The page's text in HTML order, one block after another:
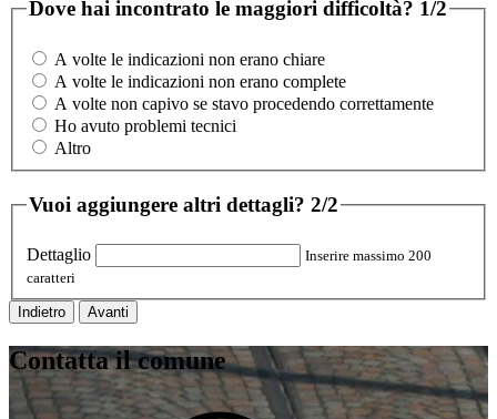
Dove hai incontrato le maggiori difficoltà? 1/2
A volte le indicazioni non erano chiare
A volte le indicazioni non erano complete
A volte non capivo se stavo procedendo correttamente
Ho avuto problemi tecnici
Altro
Vuoi aggiungere altri dettagli? 2/2
Dettaglio
Inserire massimo 200
caratteri
Indietro Avanti
Contatta il comune